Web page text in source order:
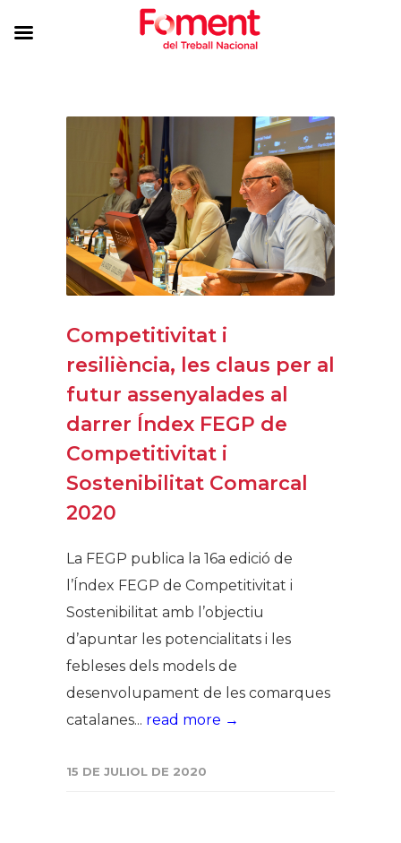
Competitivitat i
resiliència, les claus per al
futur assenyalades al
darrer Índex FEGP de
Competitivitat i
Sostenibilitat Comarcal
2020
La FEGP publica la 16a edició de
l’Índex FEGP de Competitivitat i
Sostenibilitat amb l’objectiu
d’apuntar les potencialitats i les
febleses dels models de
desenvolupament de les comarques
catalanes... read more →
15 DE JULIOL DE 2020